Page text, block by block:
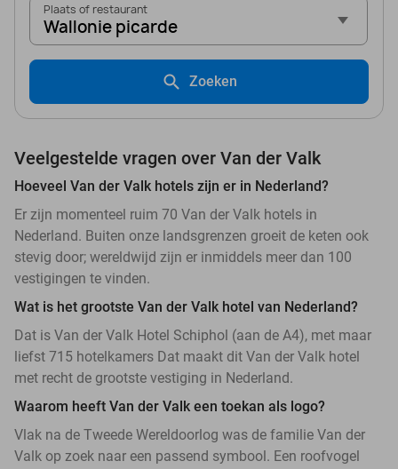
Plaats of restaurant
Wallonie picarde
Zoeken
Veelgestelde vragen over Van der Valk
Hoeveel Van der Valk hotels zijn er in Nederland?
Er zijn momenteel ruim 70 Van der Valk hotels in
Nederland. Buiten onze landsgrenzen groeit de keten ook
stevig door; wereldwijd zijn er inmiddels meer dan 100
vestigingen te vinden.
Wat is het grootste Van der Valk hotel van Nederland?
Dat is Van der Valk Hotel Schiphol (aan de A4), met maar
liefst 715 hotelkamers Dat maakt dit Van der Valk hotel
met recht de grootste vestiging in Nederland.
Waarom heeft Van der Valk een toekan als logo?
Vlak na de Tweede Wereldoorlog was de familie Van der
Valk op zoek naar een passend symbool. Een roofvogel